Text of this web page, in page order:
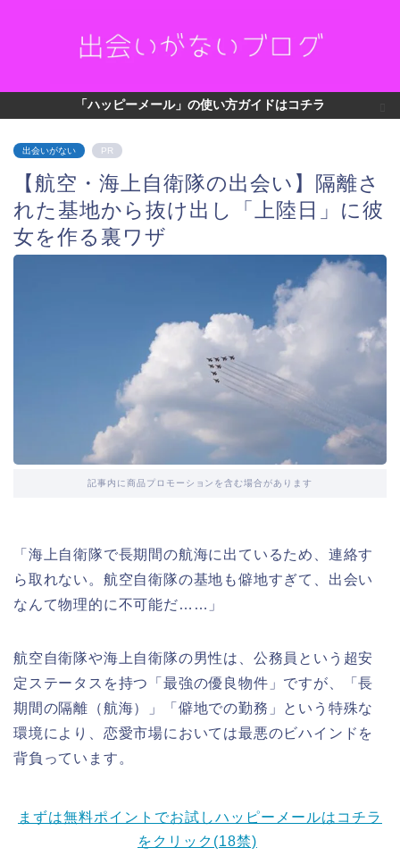
「ハッピーメール」の使い方ガイドはコチラ
出会いがない PR
【航空・海上自衛隊の出会い】隔離さ
れた基地から抜け出し「上陸日」に彼
女を作る裏ワザ
記事内に商品プロモーションを含む場合があります
「海上自衛隊で長期間の航海に出ているため、連絡す
ら取れない。航空自衛隊の基地も僻地すぎて、出会い
なんて物理的に不可能だ……」
航空自衛隊や海上自衛隊の男性は、公務員という超安
定ステータスを持つ「最強の優良物件」ですが、「長
期間の隔離（航海）」「僻地での勤務」という特殊な
環境により、恋愛市場においては最悪のビハインドを
背負っています。
まずは無料ポイントでお試しハッピーメールはコチラ
をクリック(18禁)